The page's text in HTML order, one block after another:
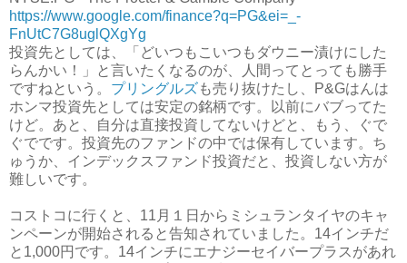
https://www.google.com/finance?q=PG&ei=_-
FnUtC7G8uglQXgYg
投資先としては、「どいつもこいつもダウニー漬けにした
らんかい！」と言いたくなるのが、人間ってとっても勝手
ですねという。 プリングルズも売り抜けたし、P&Gはんは
ホンマ投資先としては安定の銘柄です。以前にバブってた
けど。あと、自分は直接投資してないけどと、もう、ぐで
ぐでです。投資先のファンドの中では保有しています。ち
ゅうか、インデックスファンド投資だと、投資しない方が
難しいです。
コストコに行くと、11月１日からミシュランタイヤのキャ
ンペーンが開始されると告知されていました。14インチだ
と1,000円です。14インチにエナジーセイバープラスがあれ